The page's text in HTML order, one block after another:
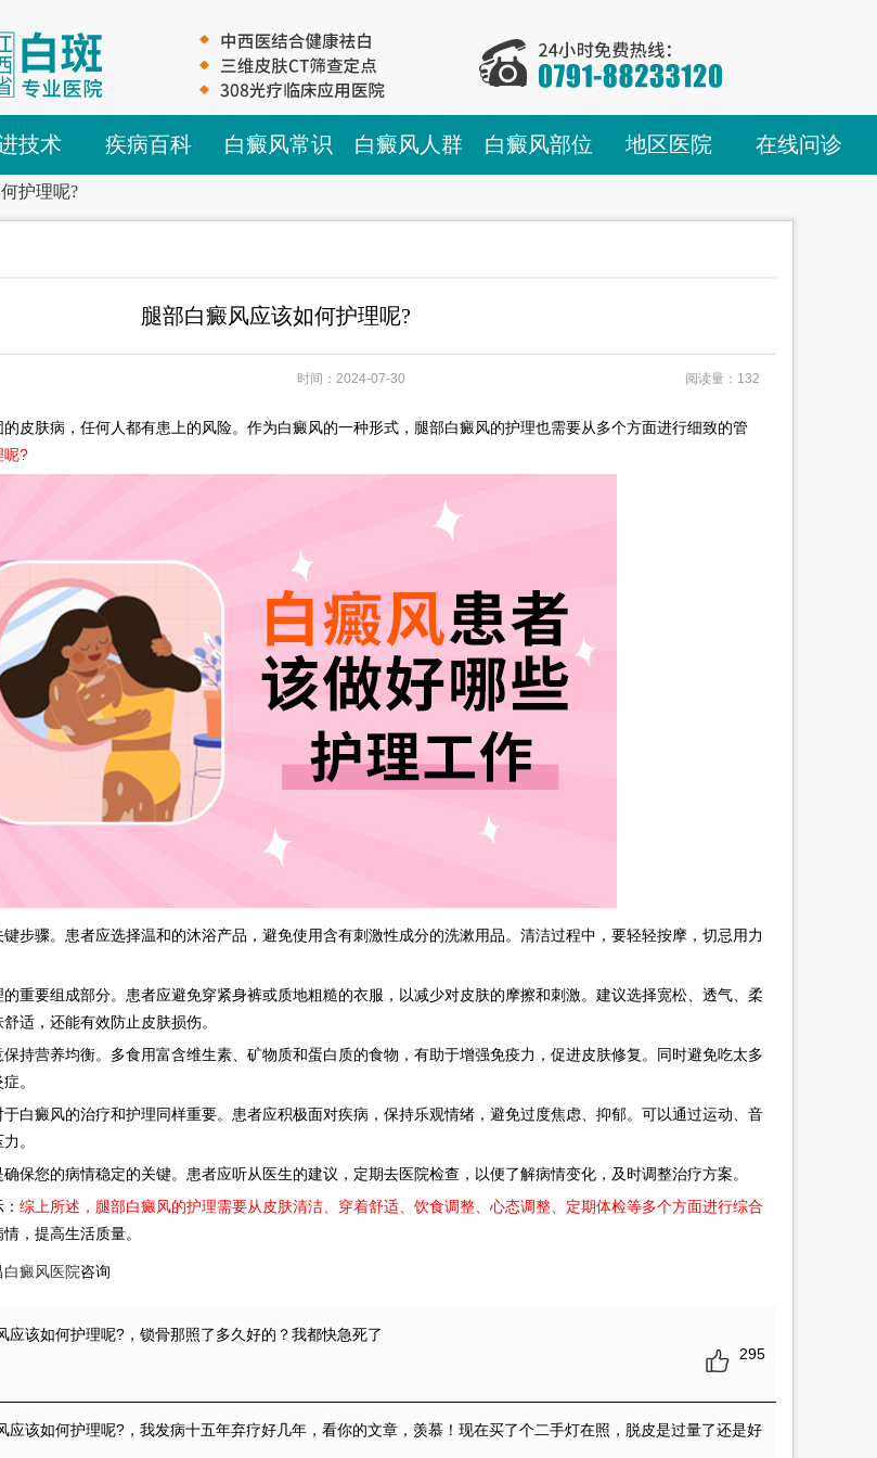
技术 疾病百科 白癜风常识 白癜风人群 白癜风部位 地区医院 在线问诊
护理呢?
腿部白癜风应该如何护理呢?
时间：2024-07-30 阅读量：132
肤病，任何人都有患上的风险。作为白癜风的一种形式，腿部白癜风的护理也需要从多个方面进行细致的管
呢?
骤。患者应选择温和的沐浴产品，避免使用含有刺激性成分的洗漱用品。清洁过程中，要轻轻按摩，切忌用力
要组成部分。患者应避免穿紧身裤或质地粗糙的衣服，以减少对皮肤的摩擦和刺激。建议选择宽松、透气、柔
适，还能有效防止皮肤损伤。
营养均衡。多食用富含维生素、矿物质和蛋白质的食物，有助于增强免疫力，促进皮肤修复。同时避免吃太多
。
癜风的治疗和护理同样重要。患者应积极面对疾病，保持乐观情绪，避免过度焦虑、抑郁。可以通过运动、音
。
您的病情稳定的关键。患者应听从医生的建议，定期去医院检查，以便了解病情变化，及时调整治疗方案。
综上所述，腿部白癜风的护理需要从皮肤清洁、穿着舒适、饮食调整、心态调整、定期体检等多个方面进行综合
，提高生活质量。
白癜风医院咨询
应该如何护理呢? ，锁骨那照了多久好的？我都快急死了
295
应该如何护理呢? ，我发病十五年弃疗好几年，看你的文章，羡慕！现在买了个二手灯在照，脱皮是过量了还是好